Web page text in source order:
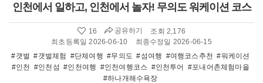
인천에서 일하고, 인천에서 놀자! 무의도 워케이션 코스
좋
아
요
수
:
16 공유하기
조회 2,176
최초등록일 2026-06-10
최종수정일 2026-06-15
#갯벌 #갯벌체험 #단체여행 #무의도 #섬여행 #여행코스추천
#워케이션
#인천
#인천섬 #인천여행 #인천여행코스 #인천투어
#포내어촌체험마을
#하나개해수욕장